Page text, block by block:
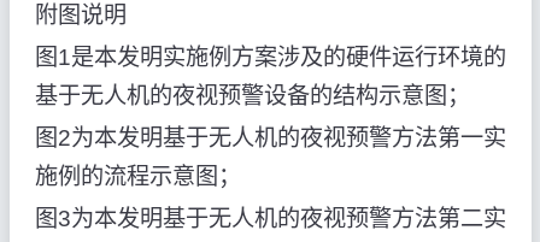
附图说明
图1是本发明实施例方案涉及的硬件运行环境的
基于无人机的夜视预警设备的结构示意图；
图2为本发明基于无人机的夜视预警方法第一实
施例的流程示意图；
图3为本发明基于无人机的夜视预警方法第二实